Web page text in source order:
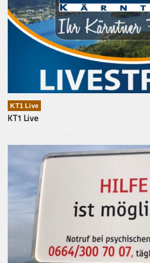
KT1 Live
KT1 Live